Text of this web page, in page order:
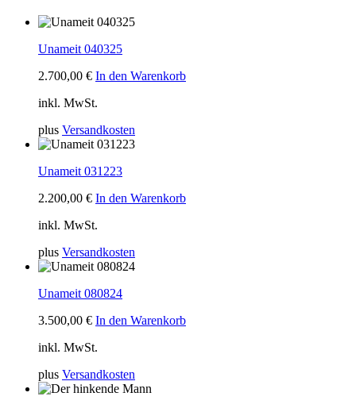
Unameit 040325
2.700,00 € In den Warenkorb
inkl. MwSt.
plus Versandkosten
Unameit 031223
2.200,00 € In den Warenkorb
inkl. MwSt.
plus Versandkosten
Unameit 080824
3.500,00 € In den Warenkorb
inkl. MwSt.
plus Versandkosten